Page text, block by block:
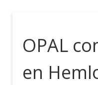
OPAL
en